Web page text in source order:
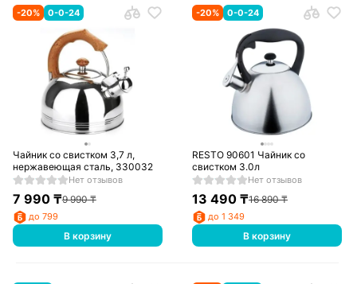
-20% 0-0-24
Чайник со свистком 3,7 л,
нержавеющая сталь, 330032
Нет отзывов
7 990₸9 990₸
до 799
В корзину
-20% 0-0-24
RESTO 90601 Чайник со
свистком 3.0л
Нет отзывов
13 490 ₸16 890₸
до 1 349
В корзину